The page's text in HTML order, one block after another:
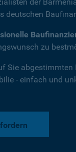
deutschen
zu
Sie abgestimmten
- einfach und